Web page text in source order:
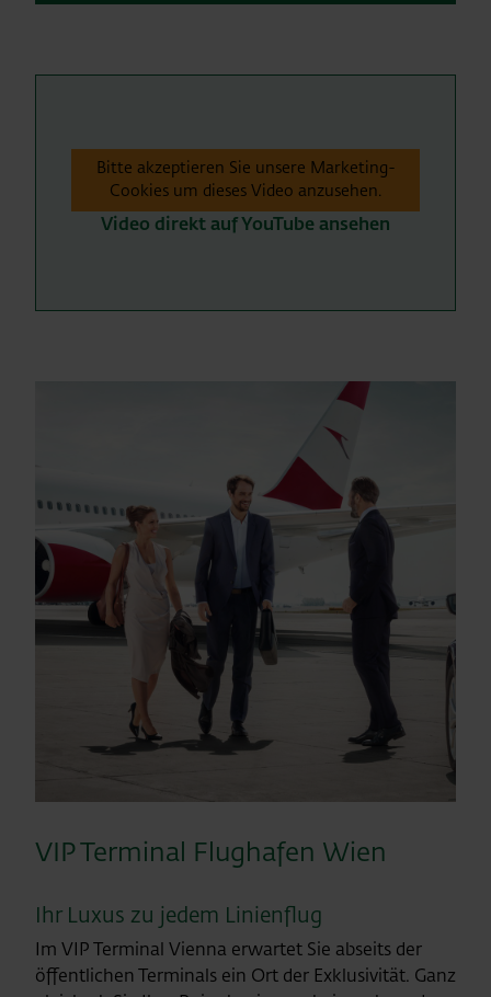
Bitte akzeptieren Sie unsere Marketing-
Cookies um dieses Video anzusehen.
Video direkt auf YouTube ansehen
VIP Terminal Flughafen Wien
Ihr Luxus zu jedem Linienflug
Im VIP Terminal Vienna erwartet Sie abseits der
öffentlichen Terminals ein Ort der Exklusivität. Ganz